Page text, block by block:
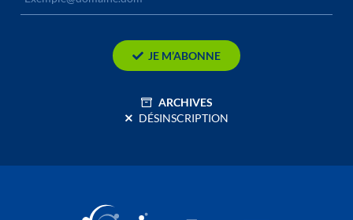
JE M’ABONNE
ARCHIVES
DÉSINSCRIPTION